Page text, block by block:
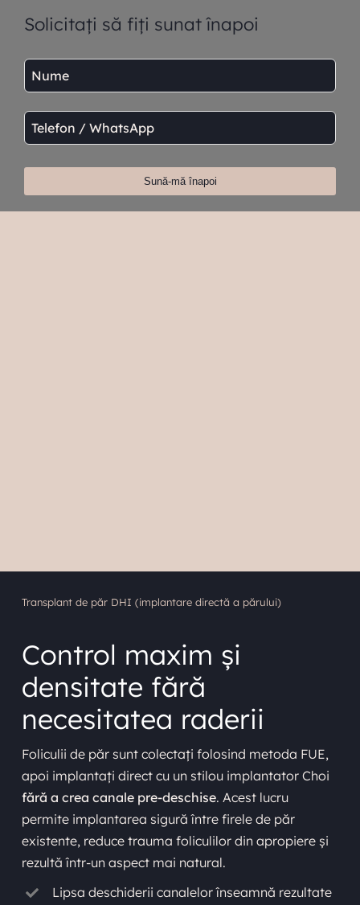
Solicitați să fiți sunat înapoi
Your
Website *
Sună-mă înapoi
Transplant de păr DHI (implantare directă a părului)
Control maxim și
densitate fără
necesitatea raderii
Foliculii de păr sunt colectați folosind metoda FUE,
apoi implantați direct cu un stilou implantator Choi
fără a crea canale pre-deschise. Acest lucru
permite implantarea sigură între firele de păr
existente, reduce trauma foliculilor din apropiere și
rezultă într-un aspect mai natural.
Lipsa deschiderii canalelor înseamnă rezultate